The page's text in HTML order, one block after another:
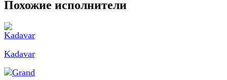
Похожие исполнители
Kadavar